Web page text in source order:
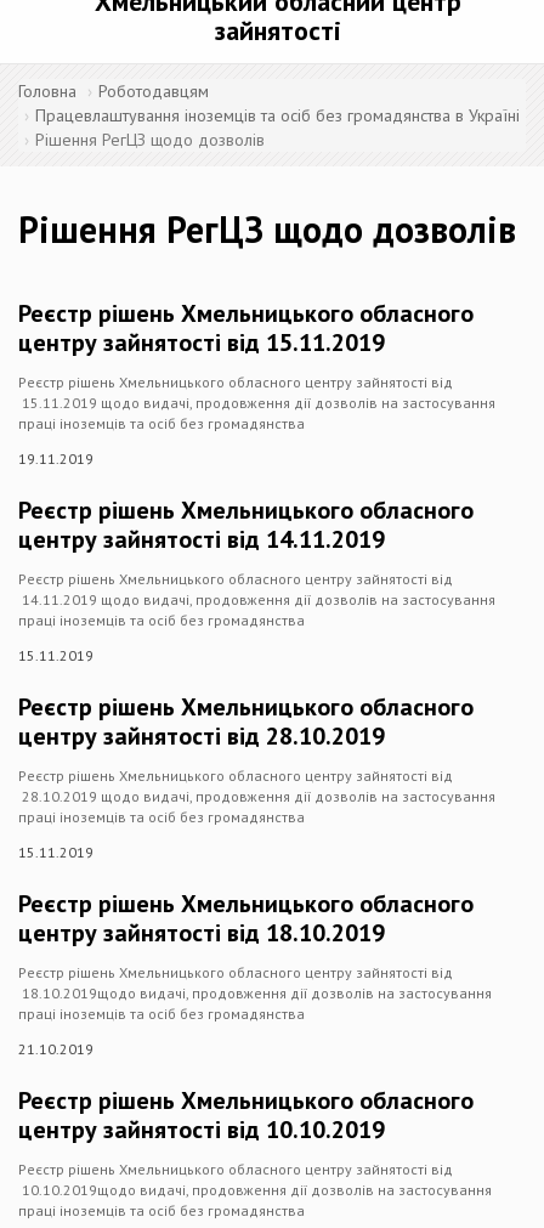
зайнятості
Головна
Роботодавцям
Працевлаштування іноземців та осіб без громадянства в Україні
Рішення РегЦЗ щодо дозволів
Рішення РегЦЗ щодо дозволів
Реєстр рішень Хмельницького обласного
центру зайнятості від 15.11.2019
Реєстр рішень Хмельницького обласного центру зайнятості від
15.11.2019 щодо видачі, продовження дії дозволів на застосування
праці іноземців та осіб без громадянства
19.11.2019
Реєстр рішень Хмельницького обласного
центру зайнятості від 14.11.2019
Реєстр рішень Хмельницького обласного центру зайнятості від
14.11.2019 щодо видачі, продовження дії дозволів на застосування
праці іноземців та осіб без громадянства
15.11.2019
Реєстр рішень Хмельницького обласного
центру зайнятості від 28.10.2019
Реєстр рішень Хмельницького обласного центру зайнятості від
28.10.2019 щодо видачі, продовження дії дозволів на застосування
праці іноземців та осіб без громадянства
15.11.2019
Реєстр рішень Хмельницького обласного
центру зайнятості від 18.10.2019
Реєстр рішень Хмельницького обласного центру зайнятості від
18.10.2019щодо видачі, продовження дії дозволів на застосування
праці іноземців та осіб без громадянства
21.10.2019
Реєстр рішень Хмельницького обласного
центру зайнятості від 10.10.2019
Реєстр рішень Хмельницького обласного центру зайнятості від
10.10.2019щодо видачі, продовження дії дозволів на застосування
праці іноземців та осіб без громадянства